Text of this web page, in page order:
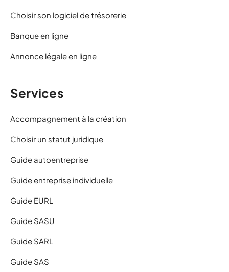
Choisir son logiciel de trésorerie
Banque en ligne
Annonce légale en ligne
Services
Accompagnement à la création
Choisir un statut juridique
Guide autoentreprise
Guide entreprise individuelle
Guide EURL
Guide SASU
Guide SARL
Guide SAS